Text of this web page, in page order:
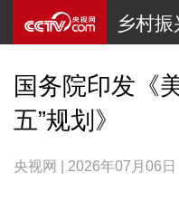
乡村振
国务院印发《
五”规划》
央视网 | 2026年07月06日